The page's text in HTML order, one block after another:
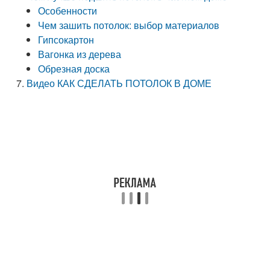
Особенности
Чем зашить потолок: выбор материалов
Гипсокартон
Вагонка из дерева
Обрезная доска
Видео КАК СДЕЛАТЬ ПОТОЛОК В ДОМЕ